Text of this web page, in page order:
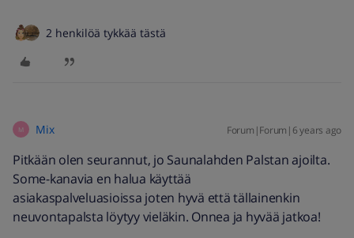
2 henkilöä tykkää tästä
M Mix Forum|Forum|6 years ago
Pitkään olen seurannut, jo Saunalahden Palstan ajoilta.
Some-kanavia en halua käyttää
asiakaspalveluasioissa joten hyvä että tällainenkin
neuvontapalsta löytyy vieläkin. Onnea ja hyvää jatkoa!